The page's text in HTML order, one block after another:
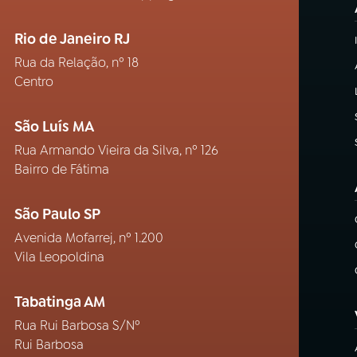
Rio de Janeiro RJ
Rua da Relação, nº 18
Centro
São Luís MA
Rua Armando Vieira da Silva, nº 126
Bairro de Fátima
São Paulo SP
Avenida Mofarrej, nº 1.200
Vila Leopoldina
Tabatinga AM
Rua Rui Barbosa S/Nº
Rui Barbosa